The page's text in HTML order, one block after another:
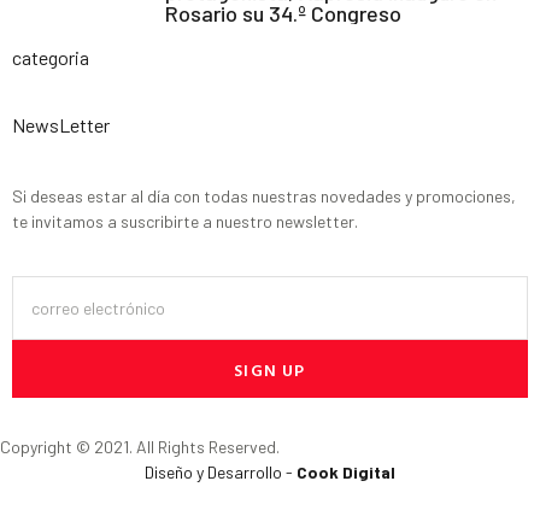
Rosario su 34.º Congreso
categoria
NewsLetter
Si deseas estar al día con todas nuestras novedades y promociones,
te invitamos a suscribirte a nuestro newsletter.
SIGN UP
Copyright © 2021. All Rights Reserved.
Diseño y Desarrollo - Cook Digital